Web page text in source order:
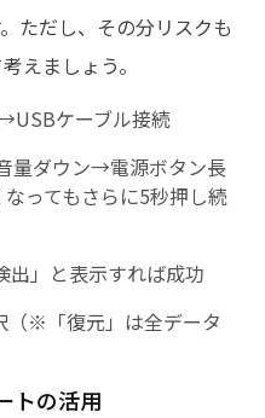
ただし、その分リスクも
えましょう。
ケーブル接続
量ダウン→電源ボタン長
ってもさらに5秒押し続
出」と表示すれば成功
（※「復元」は全データ
トの活用